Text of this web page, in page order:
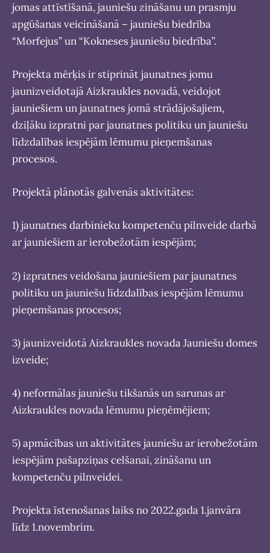
jomas attīstīšanā, jauniešu zināšanu un prasmju
apgūšanas veicināšanā – jauniešu biedrība
“Morfejus” un “Kokneses jauniešu biedrība”.
Projekta mērķis ir stiprināt jaunatnes jomu
jaunizveidotajā Aizkraukles novadā, veidojot
jauniešiem un jaunatnes jomā strādājošajiem,
dziļāku izpratni par jaunatnes politiku un jauniešu
līdzdalības iespējām lēmumu pieņemšanas
procesos.
Projektā plānotās galvenās aktivitātes:
1) jaunatnes darbinieku kompetenču pilnveide darbā
ar jauniešiem ar ierobežotām iespējām;
2) izpratnes veidošana jauniešiem par jaunatnes
politiku un jauniešu līdzdalības iespējām lēmumu
pieņemšanas procesos;
3) jaunizveidotā Aizkraukles novada Jauniešu domes
izveide;
4) neformālas jauniešu tikšanās un sarunas ar
Aizkraukles novada lēmumu pieņēmējiem;
5) apmācības un aktivitātes jauniešu ar ierobežotām
iespējām pašapziņas celšanai, zināšanu un
kompetenču pilnveidei.
Projekta īstenošanas laiks no 2022.gada 1.janvāra
līdz 1.novembrim.